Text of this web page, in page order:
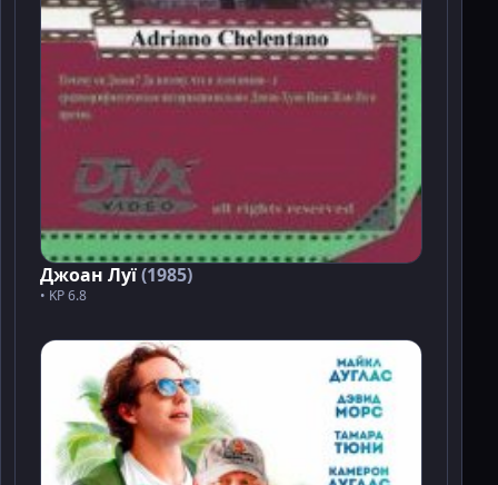
Джоан Луї(1985)
• KP 6.8